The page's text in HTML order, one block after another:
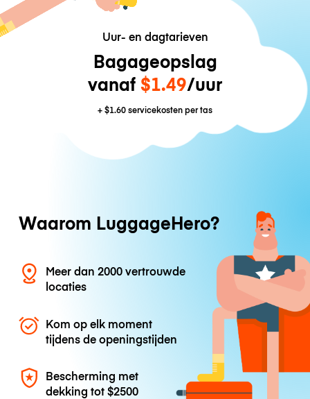
Uur- en dagtarieven
Bagageopslag
vanaf $1.49/uur
+$1.60servicekosten per tas
Waarom LuggageHero?
Meer dan 2000 vertrouwde
locaties
Kom op elk moment
tijdens de openingstijden
Bescherming met
dekking tot$2500